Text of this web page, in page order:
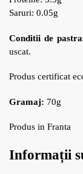
Saruri: 0.05g
Conditii de
uscat.
Produs certificat
Gramaj: 70g
Produs in Franta
Informații